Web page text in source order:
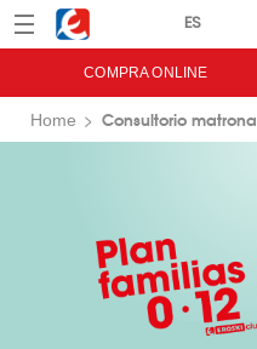
Menú Eroski
COMPRA ONLINE
Home Consultorio matrona